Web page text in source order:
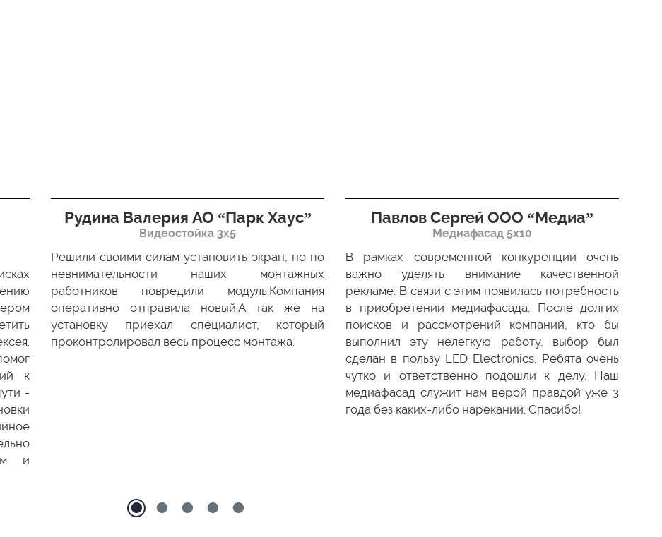
к
-
и
Рудина Валерия АО “Парк Хаус”
Видеостойка 3х5
Решили своими силам установить экран, но по
невнимательности наших монтажных
работников повредили модуль.Компания
оперативно отправила новый.А так же на
установку приехал специалист, который
проконтролировал весь процесс монтажа.
Павлов Сергей ООО “Медиа”
Медиафасад 5х10
В рамках современной конкуренции очень
важно уделять внимание качественной
рекламе. В связи с этим появилась потребность
в приобретении медиафасада. После долгих
поисков и рассмотрений компаний, кто бы
выполнил эту нелегкую работу, выбор был
сделан в пользу LED Electronics. Ребята очень
чутко и ответственно подошли к делу. Наш
медиафасад служит нам верой правдой уже 3
года без каких-либо нареканий. Спасибо!